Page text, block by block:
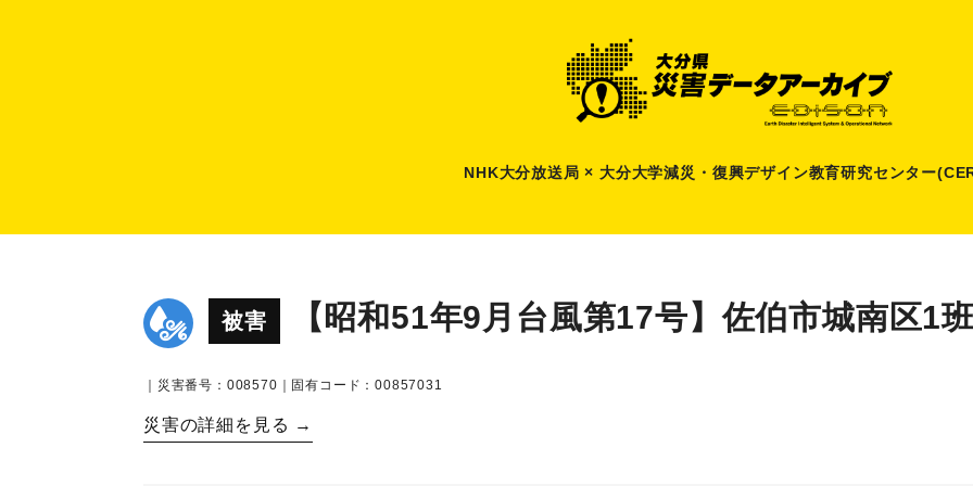
NHK大分放送局 × 大分大学減災 ・ 復興デザイン教育研究センター
被害 【昭和51年9月台風第17号】佐伯市城南区1
｜災害番号：008570｜固有コード：00857031
災害の詳細を見る →